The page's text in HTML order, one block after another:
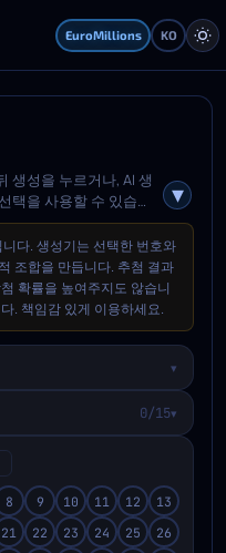
EuroMillions KO
생성을 누르거나, AI 생
택을 사용할 수 있습니
장됨 탭을 열어 예정된
다. 생성기는 선택한 번호와
조합을 만듭니다. 추첨 결과
확률을 높여주지도 않습니
. 책임감 있게 이용하세요.
▾
8 9 10 11 12
13
21 22 23 24 25
26
0/15▾